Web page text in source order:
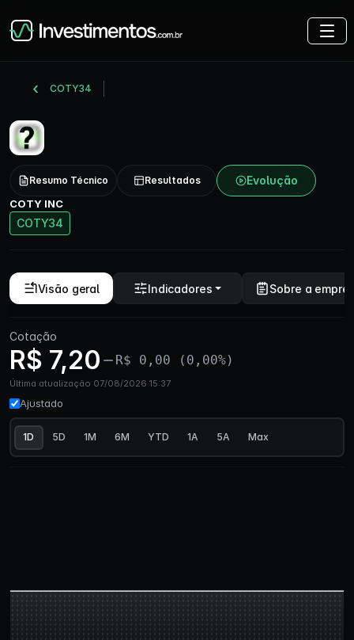
COTY34
Resumo Técnico Resultados Evolução
COTY INC
COTY34
Visão geral Indicadores Sobre a
Cotação
R$ 7,20 R$ 0,00 (0,00%)
Última atualização 07/08/2026 15:37
Ajustado
1D 5D 1M 6M YTD 1A 5A Max